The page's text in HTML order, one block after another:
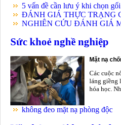
5 vấn đề cần lưu ý khi chọn
ĐÁNH GIÁ THỰC TRẠNG
NGHIÊN CỨU ĐÁNH GIÁ
Sức khoẻ nghề nghiệp
Mặt nạ
Các cuộc
láng giềng
hóa học.
không đeo mặt nạ phòng độc